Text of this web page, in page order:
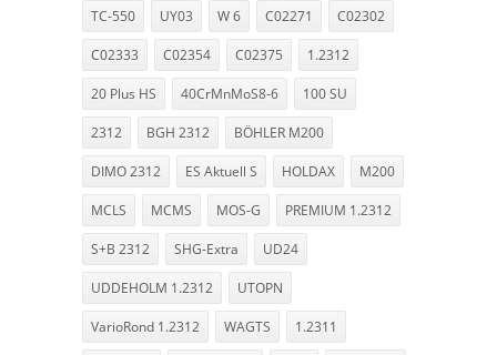
TC-550 UY03 W 6 C02271 C02302
C02333 C02354 C02375 1.2312
20 Plus HS 40CrMnMoS8-6 100 SU
2312 BGH 2312 BÖHLER M200
DIMO 2312 ES Aktuell S HOLDAX M200
MCLS MCMS MOS-G PREMIUM 1.2312
S+B 2312 SHG-Extra UD24
UDDEHOLM 1.2312 UTOPN
VarioRond 1.2312 WAGTS 1.2311